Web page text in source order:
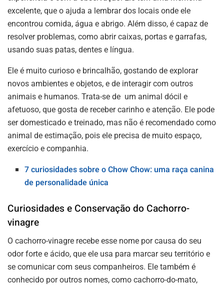
excelente, que o ajuda a lembrar dos locais onde ele
encontrou comida, água e abrigo. Além disso, é capaz de
resolver problemas, como abrir caixas, portas e garrafas,
usando suas patas, dentes e língua.
Ele é muito curioso e brincalhão, gostando de explorar
novos ambientes e objetos, e de interagir com outros
animais e humanos. Trata-se de um animal dócil e
afetuoso, que gosta de receber carinho e atenção. Ele pode
ser domesticado e treinado, mas não é recomendado como
animal de estimação, pois ele precisa de muito espaço,
exercício e companhia.
7 curiosidades sobre o Chow Chow: uma raça canina
de personalidade única
Curiosidades e Conservação do Cachorro-
vinagre
O cachorro-vinagre recebe esse nome por causa do seu
odor forte e ácido, que ele usa para marcar seu território e
se comunicar com seus companheiros. Ele também é
conhecido por outros nomes, como cachorro-do-mato,